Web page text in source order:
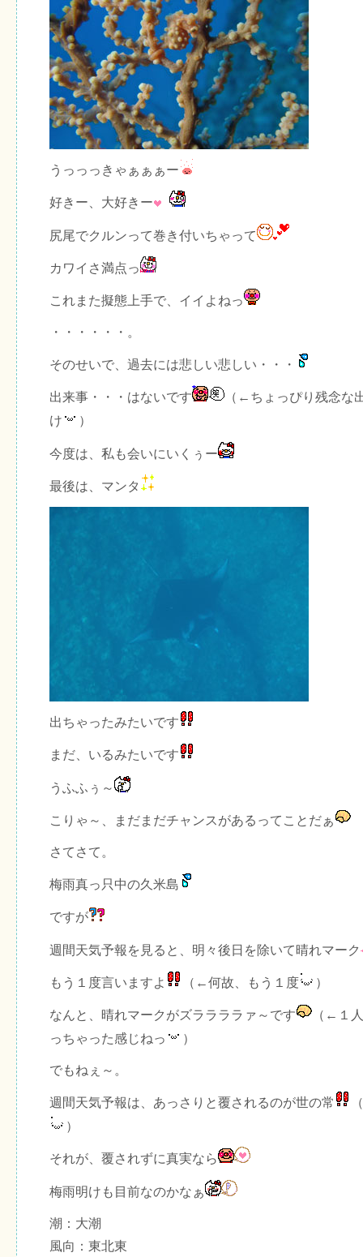
うっっっきゃぁぁぁー
好きー、大好きー
尻尾でクルンって巻き付いちゃって
カワイさ満点っ
これまた擬態上手で、イイよねっ
・・・・・・。
そのせいで、過去には悲しい悲しい・・・
出来事・・・はないです
（←ちょっぴり残念な
け
）
今度は、私も会いにいくぅー
最後は、マンタ
出ちゃったみたいです
まだ、いるみたいです
うふふぅ～
こりゃ～、まだまだチャンスがあるってことだぁ
さてさて。
梅雨真っ只中の久米島
ですが
週間天気予報を見ると、明々後日を除いて晴れマーク
もう１度言いますよ （←何故、もう１度 ）
なんと、晴れマークがズララララァ～です
（←１
っちゃった感じねっ
）
でもねぇ～。
週間天気予報は、あっさりと覆されるのが世の常
）
それが、覆されずに真実なら
梅雨明けも目前なのかなぁ
潮：大潮
風向：東北東